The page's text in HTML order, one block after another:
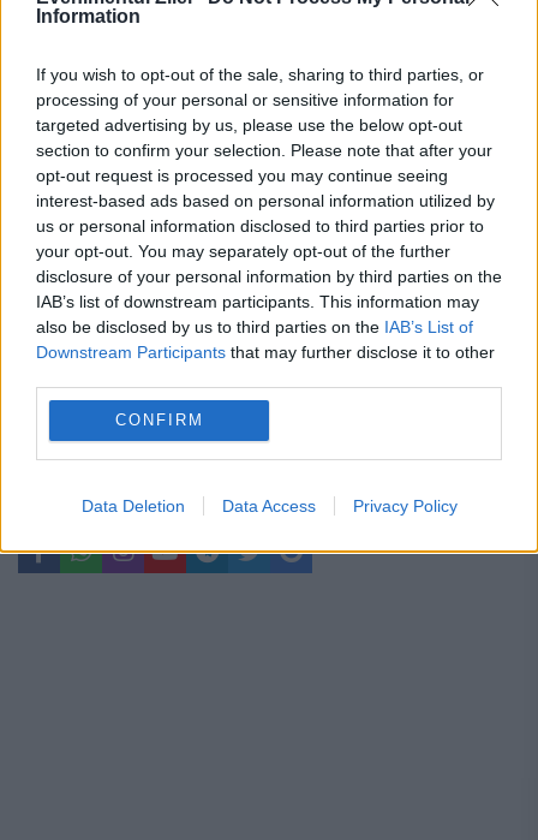
Information
If you wish to opt-out of the sale, sharing to third parties, or
processing of your personal or sensitive information for
targeted advertising by us, please use the below opt-out
section to confirm your selection. Please note that after your
opt-out request is processed you may continue seeing
interest-based ads based on personal information utilized by
us or personal information disclosed to third parties prior to
your opt-out. You may separately opt-out of the further
disclosure of your personal information by third parties on the
IAB’s list of downstream participants. This information may
also be disclosed by us to third parties on the IAB’s List of
Downstream Participants that may further disclose it to other
CONFIRM
Data Deletion Data Access Privacy Policy
bun”, a explicat urologul Nikolai
Zakharchenko.
141 de localități au impus restricții la apă.
Lista cu râurile și zonele afectate
Schimbare neașteptată pentru cei care
cumpără locuințe noi. Ce se întâmplă cu
TVA-ul redus după termenul-limită
coronavirus disfunctie erectila
medicamente potenta rusia